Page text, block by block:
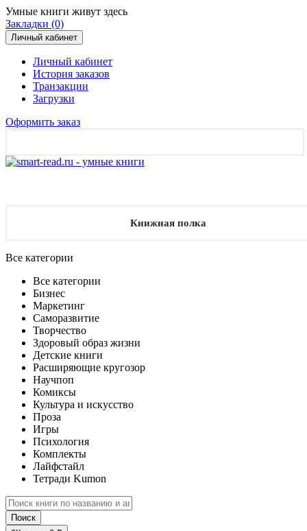
Умные книги живут здесь
Закладки (0)
Личный кабинет
Личный кабинет
История заказов
Транзакции
Загрузки
Оформить заказ
Книжная полка
Все категории
Все категории
Бизнес
Маркетинг
Саморазвитие
Творчество
Здоровый образ жизни
Детские книги
Расширяющие кругозор
Научпоп
Комиксы
Культура и искусство
Проза
Игры
Психология
Комплекты
Лайфстайл
Тетради Kumon
Поиск